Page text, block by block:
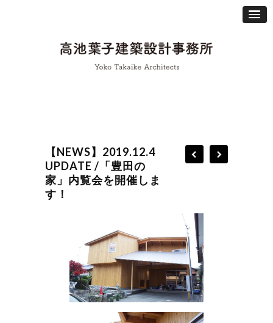
【NEWS】2019.12.4
UPDATE /「豊田の
家」内覧会を開催しま
す！